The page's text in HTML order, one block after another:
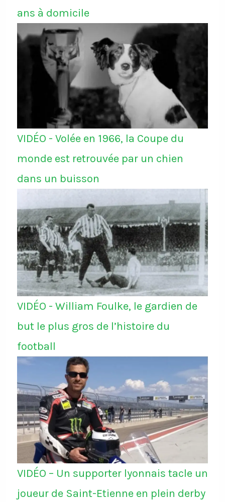
ans à domicile
VIDÉO - Volée en 1966, la Coupe du
monde est retrouvée par un chien
dans un buisson
VIDÉO - William Foulke, le gardien de
but le plus gros de l’histoire du
football
VIDÉO – Un supporter lyonnais tacle un
joueur de Saint-Etienne en plein derby